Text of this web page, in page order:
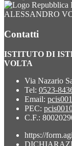
ALESSANDRO
Contatti
ISTITUTO DI
VOLTA
Via Nazario
Tel: 0523-
Email:
PEC:
C.F.:
https://